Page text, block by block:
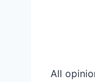
All